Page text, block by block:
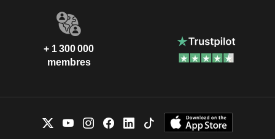
+ 1 300 000
membres